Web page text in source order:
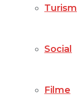
Turism
Social
Filme